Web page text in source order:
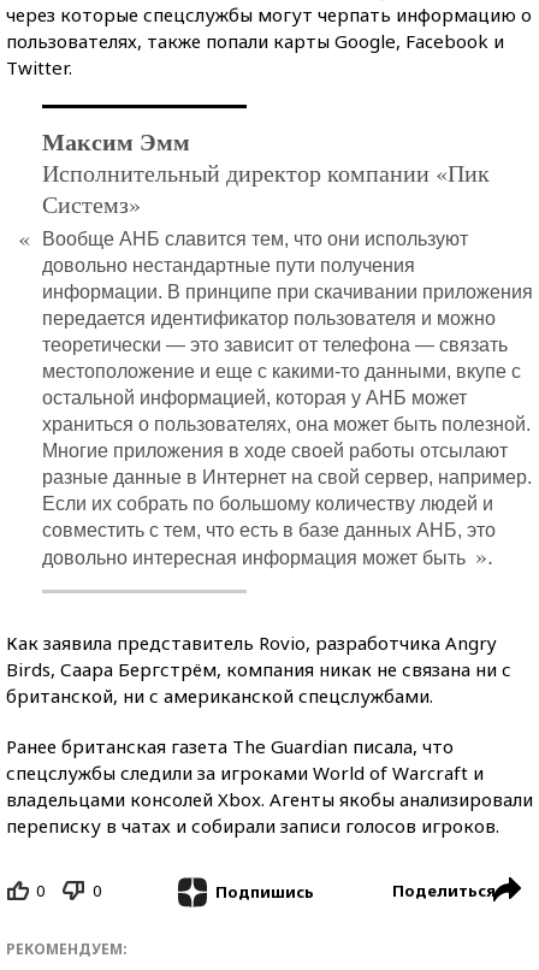
через которые спецслужбы могут черпать информацию о
пользователях, также попали карты Google, Facebook и
Twitter.
Максим Эмм
Исполнительный директор компании «Пик
Системз»
«
Вообще АНБ славится тем, что они используют
довольно нестандартные пути получения
информации. В принципе при скачивании приложения
передается идентификатор пользователя и можно
теоретически — это зависит от телефона — связать
местоположение и еще с какими-то данными, вкупе с
остальной информацией, которая у АНБ может
храниться о пользователях, она может быть полезной.
Многие приложения в ходе своей работы отсылают
разные данные в Интернет на свой сервер, например.
Если их собрать по большому количеству людей и
совместить с тем, что есть в базе данных АНБ, это
довольно интересная информация может быть ».
Как заявила представитель Rovio, разработчика Angry
Birds, Саара Бергстрём, компания никак не связана ни с
британской, ни с американской спецслужбами.
Ранее британская газета The Guardian писала, что
спецслужбы следили за игроками World of Warcraft и
владельцами консолей Xbox. Агенты якобы анализировали
переписку в чатах и собирали записи голосов игроков.
0 0 Подпишись Поделиться
РЕКОМЕНДУЕМ: